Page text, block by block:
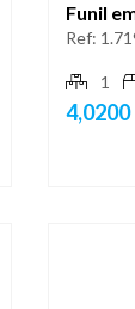
Funil
Ref:
1
4,0200